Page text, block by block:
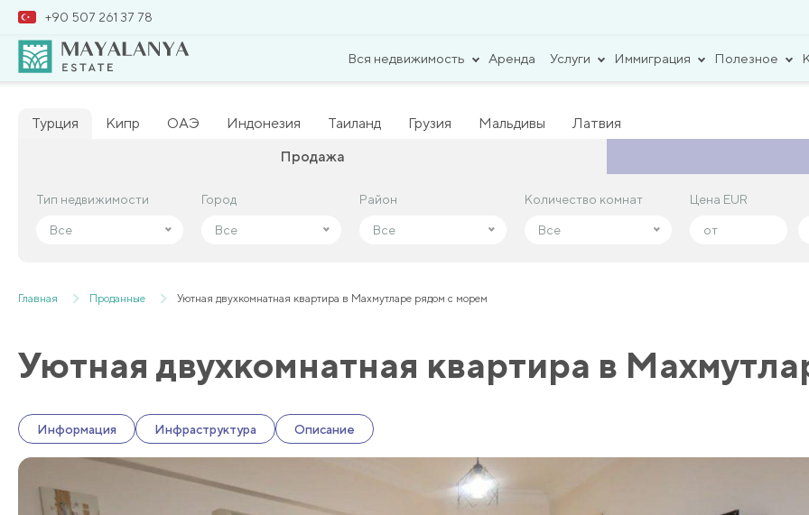
+90 507 261 37 78
Вся недвижимость Аренда Услуги Иммиграция Полезное
Турция Кипр ОАЭ Индонезия Таиланд Грузия Мальдивы
Латвия
Продажа
Тип недвижимости
Все
Город
Все
Район
Все
Количество комнат
Все
Цена EUR
Тип недвижимости
Все
Город
Все
Район
Все
Количество комнат
Все
Цена EUR
Главная Проданные Уютная двухкомнатная квартира в Махмутларе рядом с морем
Уютная двухкомнатная квартира в
Информация Инфраструктура Описание